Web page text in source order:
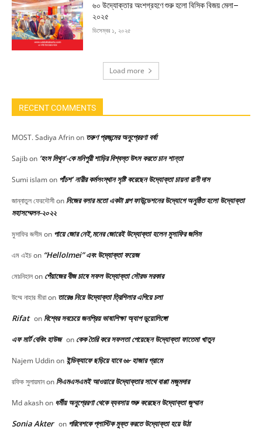
৬০ উদ্যোক্তার অংশগ্রহণে শুরু হলো বিসিক বিজয় মেলা–
২০২৫
ডিসেম্বর ১, ২০২৫
Load more
RECENT COMMENTS
MOST. Sadiya Afrinon তরুণ প্রজন্মের অনুপ্রেরণা বর্ষা
Sajibon ‘হংস মিথুন’-কে মনিপুরী শাড়ির বিশ্বস্ত উৎস করতে চান শান্তা
Sumi islamon পাঁচশ’ নারীর কর্মসংস্থান সৃষ্টি করেছেন উদ্যোক্তা চায়না রানী দাস
জান্নাতুল ফেরদৌসীon নিজের বলার মতো একটা গল্প ফাউন্ডেশনের উদ্যোগে অনুষ্ঠিত হলো উদ্যোক্তা
মহাসম্মেলন-২০২২
মুসাফির জসীমon পায়ে জোর নেই,মনের জোরেই উদ্যোক্তা হলেন মুসাফির জসিম
এম এইচon “HelloImei” এবং উদ্যোক্তা ফয়েজ
মোঃনিহালon পেঁয়াজের বীজ চাষে সফল উদ্যোক্তা সৌরভ সরকার
উম্মে নাহার মীরাon তারেঙ নিয়ে উদ্যোক্তা ত্রিশিলার এগিয়ে চলা
Rifat on বিশ্বের সবচেয়ে জনপ্রিয় ভাষাশিক্ষা অ্যাপ ডুয়োলিঙ্গো
এফ মার্ট বেকিং হাউজ on কেক তৈরি করে সফলতা পেয়েছেন উদ্যোক্তা ফাতেমা খাতুন
Najem Uddinon ইন্ডিক্যাফে ছড়িয়ে যাবে ৬৮ হাজার গ্রামে
রফিক সুলায়মানon সিএমএসএমই আওয়ারে উদ্যোক্তার সাথে বাপ্পা মজুমদার
Md akashon ধর্মীয় অনুপ্রেরণা থেকে ব্যবসায় শুরু করেছেন উদ্যোক্তা জুম্মান
Sonia Akter on পরিবেশকে প্লাস্টিক মুক্ত করতে উদ্যোক্তা হয়ে উঠা